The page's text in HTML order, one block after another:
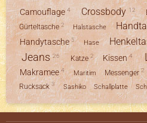
Camouflage 4 Crossbody 12
Gürteltasche 2 Halstasche
Handytasche 5 Hase
Jeans 26 Katze 2 Kissen 4
Makramee 4 Maritim Messenger 2
Rucksack 3 Sashiko Schallplatte
Schultertasche 15 Seepferdchen
2 2